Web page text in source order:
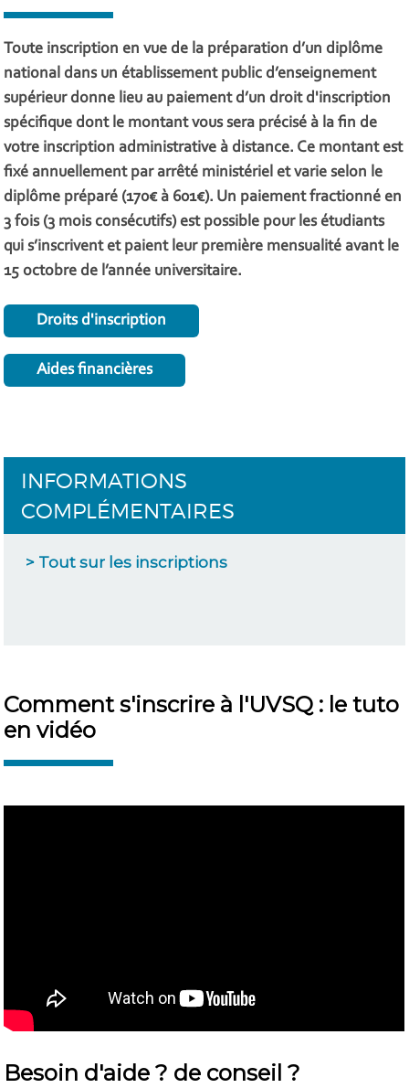
Toute inscription en vue de la préparation d’un diplôme
national dans un établissement public d’enseignement
supérieur donne lieu au paiement d’un droit d'inscription
spécifique dont le montant vous sera précisé à la fin de
votre inscription administrative à distance. Ce montant est
fixé annuellement par arrêté ministériel et varie selon le
diplôme préparé (170€ à 601€). Un paiement fractionné en
3 fois (3 mois consécutifs) est possible pour les étudiants
qui s’inscrivent et paient leur première mensualité avant le
15 octobre de l’année universitaire.
Droits d'inscription
Aides financières
INFORMATIONS
COMPLÉMENTAIRES
> Tout sur les inscriptions
Comment s'inscrire à l'UVSQ : le tuto
en vidéo
Besoin d'aide ? de conseil ?